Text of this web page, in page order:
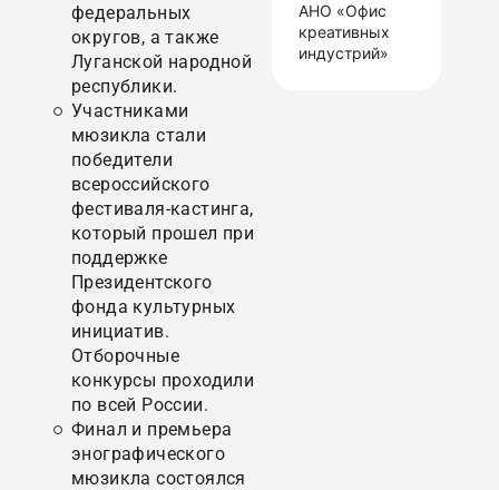
федеральных
округов, а также
Луганской народной
республики.
Участниками
мюзикла стали
победители
всероссийского
фестиваля-кастинга,
который прошел при
поддержке
Президентского
фонда культурных
инициатив.
Отборочные
конкурсы проходили
по всей России.
Финал и премьера
энографического
мюзикла состоялся
АНО «Офис
креативных
индустрий»